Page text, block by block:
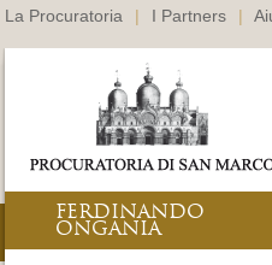
La Procuratoria | I Partners |
FERDINANDO
ONGANIA